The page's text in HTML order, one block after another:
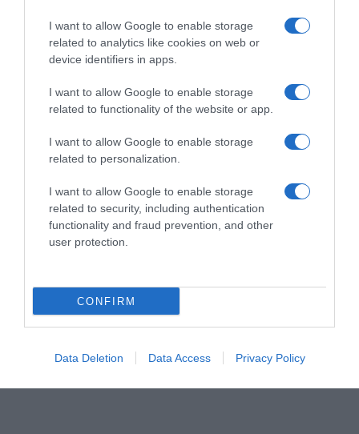
I want to allow Google to enable storage
related to analytics like cookies on web or
device identifiers in apps.
I want to allow Google to enable storage
related to functionality of the website or app.
I want to allow Google to enable storage
related to personalization.
I want to allow Google to enable storage
related to security, including authentication
functionality and fraud prevention, and other
user protection.
CONFIRM
Data Deletion Data Access Privacy Policy